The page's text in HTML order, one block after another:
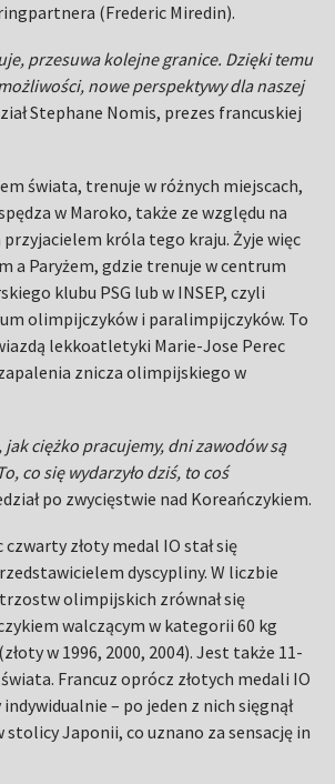
(Frederic Miredin).
przesuwa kolejne granice. Dzięki temu
nowe perspektywy dla naszej
Stephane Nomis, prezes francuskiej
świata, trenuje w różnych miejscach,
w Maroko, także ze względu na
króla tego kraju. Żyje więc
a Paryżem, gdzie trenuje w centrum
klubu PSG lub w INSEP, czyli
olimpijczyków i paralimpijczyków. To
lekkoatletyki Marie-Jose Perec
znicza olimpijskiego w
jak ciężko pracujemy, dni zawodów są
co się wydarzyło dziś, to coś
po zwycięstwie nad Koreańczykiem.
złoty medal IO stał się
dyscypliny. W liczbie
olimpijskich zrównał się
walczącym w kategorii 60 kg
w 1996, 2000, 2004). Jest także 11-
Francuz oprócz złotych medali IO
– po jeden z nich sięgnął
Japonii, co uznano za sensację in